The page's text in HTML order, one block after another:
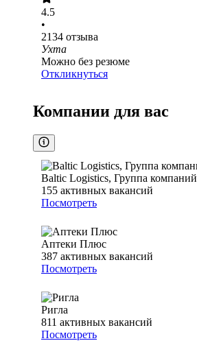
4.5
•
2134 отзыва
Ухта
Можно без резюме
Откликнуться
Компании для вас
Baltic Logistics, Группа компаний
155 активных вакансий
Посмотреть
Аптеки Плюс
387 активных вакансий
Посмотреть
Ригла
811 активных вакансий
Посмотреть